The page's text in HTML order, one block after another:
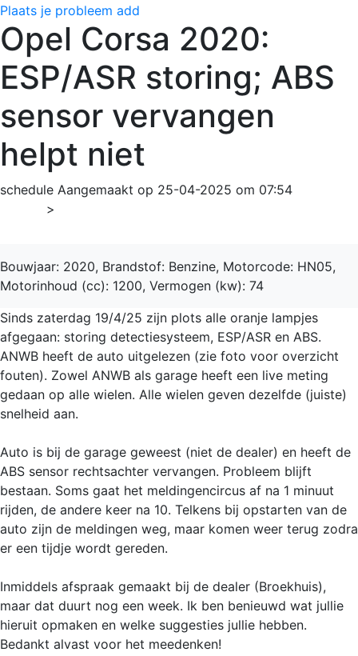
Plaats je probleem add
Opel Corsa 2020:
ESP/ASR storing; ABS
sensor vervangen
helpt niet
schedule Aangemaakt op 25-04-2025 om 07:54
>
Bouwjaar: 2020, Brandstof: Benzine, Motorcode: HN05,
Motorinhoud (cc): 1200, Vermogen (kw): 74
Sinds zaterdag 19/4/25 zijn plots alle oranje lampjes
afgegaan: storing detectiesysteem, ESP/ASR en ABS.
ANWB heeft de auto uitgelezen (zie foto voor overzicht
fouten). Zowel ANWB als garage heeft een live meting
gedaan op alle wielen. Alle wielen geven dezelfde (juiste)
snelheid aan.
Auto is bij de garage geweest (niet de dealer) en heeft de
ABS sensor rechtsachter vervangen. Probleem blijft
bestaan. Soms gaat het meldingencircus af na 1 minuut
rijden, de andere keer na 10. Telkens bij opstarten van de
auto zijn de meldingen weg, maar komen weer terug zodra
er een tijdje wordt gereden.
Inmiddels afspraak gemaakt bij de dealer (Broekhuis),
maar dat duurt nog een week. Ik ben benieuwd wat jullie
hieruit opmaken en welke suggesties jullie hebben.
Bedankt alvast voor het meedenken!